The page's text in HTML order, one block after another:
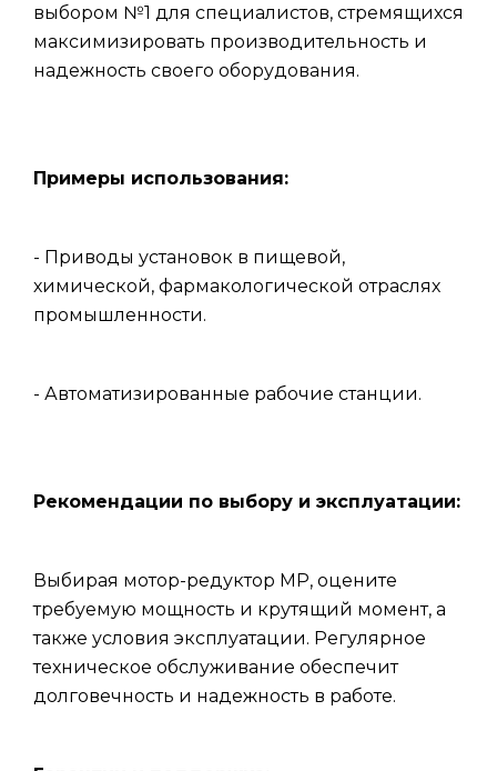
выбором №1 для специалистов, стремящихся
максимизировать производительность и
надежность своего оборудования.
Примеры использования:
- Приводы установок в пищевой,
химической, фармакологической отраслях
промышленности.
- Автоматизированные рабочие станции.
Рекомендации по выбору и эксплуатации:
Выбирая мотор-редуктор МР, оцените
требуемую мощность и крутящий момент, а
также условия эксплуатации. Регулярное
техническое обслуживание обеспечит
долговечность и надежность в работе.